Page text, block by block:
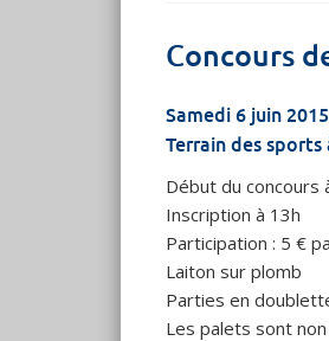
Concours
Samedi 6 juin 2015
Terrain des sports
Début du concours
Inscription à 13h
Participation : 5 €
Laiton sur plomb
Parties en
Les palets sont